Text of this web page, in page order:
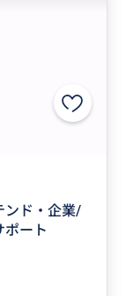
ンド・企業/
ポート